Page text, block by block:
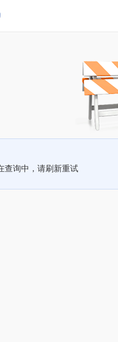
查询中，请刷新重试